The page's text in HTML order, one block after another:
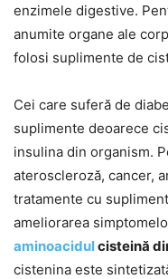
enzimele digestive.
anumite organe ale
folosi suplimente de
Cei care suferă de
suplimente deoarece
insulina din organism.
ateroscleroză, cancer,
tratamente cu
ameliorarea
aminoacidulcisteină
cistenina este